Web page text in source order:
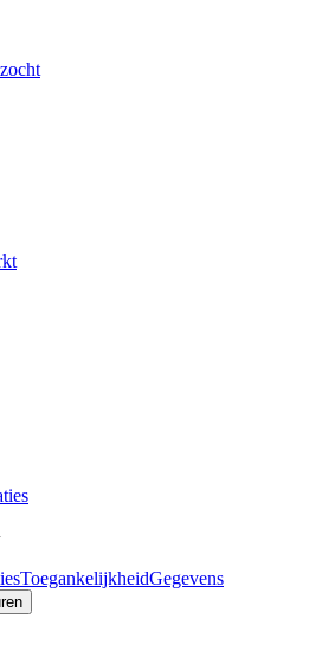
ToegankelijkheidGegevens